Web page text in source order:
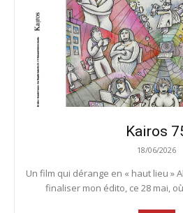
Kairos
18/06/2026
Un film qui dérange en « haut lieu »
finaliser mon édito, ce 28 mai,